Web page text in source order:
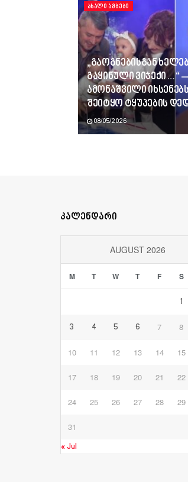
ᲐᲮᲐᲚᲘ ᲐᲛᲑᲔᲑᲘ
„გაოგნებისგან
გაყინული ვიჯექი…“
ამონაშვილი
შეიტყო ტყუპების
08/05/2026
კალენდარი
AUGUST 2026
M T W T F S
1
3 4 5 6 7 8
10 11 12 13 14 15
17 18 19 20 21 22
24 25 26 27 28 29
31
« Jul